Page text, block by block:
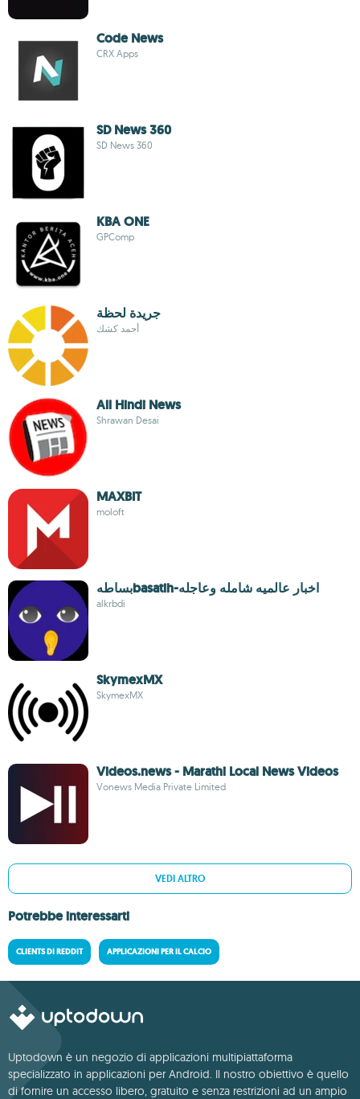
Code News
CRX Apps
SD News 360
SD News 360
KBA ONE
GPComp
جريدة لحظة
أحمد كشك
All Hindi News
Shrawan Desai
MAXBIT
moloft
بساطهbasatih-اخبار عالميه شامله وعاجله
alkrbdi
SkymexMX
SkymexMX
Videos.news - Marathi Local News Videos
Vonews Media Private Limited
VEDI ALTRO
Potrebbe interessarti
CLIENTS DI REDDIT APPLICAZIONI PER IL CALCIO
Uptodown è un negozio di applicazioni multipiattaforma
specializzato in applicazioni per Android. Il nostro obiettivo è quello
di fornire un accesso libero, gratuito e senza restrizioni ad un ampio